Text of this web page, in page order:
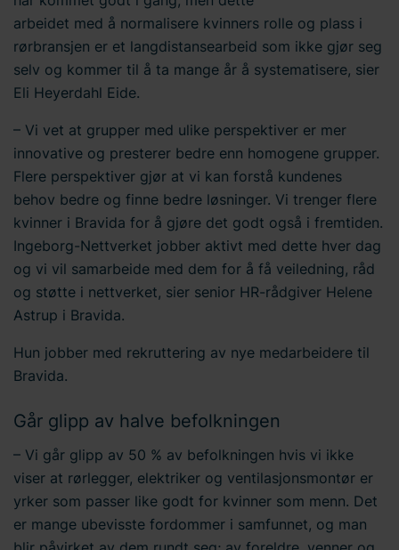
samtykke-ID og datoen du kontaktet oss angående
samtykket ditt.
arbeidet med å normalisere kvinners rolle og plass i
rørbransjen er et langdistansearbeid som ikke gjør seg
selv og kommer til å ta mange år å systematisere, sier
Eli Heyerdahl Eide.
– Vi vet at grupper med ulike perspektiver er mer
innovative og presterer bedre enn homogene grupper.
Flere perspektiver gjør at vi kan forstå kundenes
behov bedre og finne bedre løsninger. Vi trenger flere
kvinner i Bravida for å gjøre det godt også i fremtiden.
Ingeborg-Nettverket jobber aktivt med dette hver dag
og vi vil samarbeide med dem for å få veiledning, råd
og støtte i nettverket, sier senior HR-rådgiver Helene
Astrup i Bravida.
Hun jobber med rekruttering av nye medarbeidere til
Bravida.
Går glipp av halve befolkningen
– Vi går glipp av 50 % av befolkningen hvis vi ikke
viser at rørlegger, elektriker og ventilasjonsmontør er
yrker som passer like godt for kvinner som menn. Det
er mange ubevisste fordommer i samfunnet, og man